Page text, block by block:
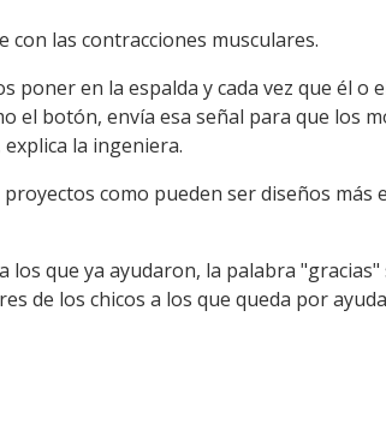
las contracciones musculares.
en la espalda y cada vez que él o
el botón, envía esa señal para que los
la ingeniera.
como pueden ser diseños más
que ya ayudaron, la palabra
de los chicos a los que queda por